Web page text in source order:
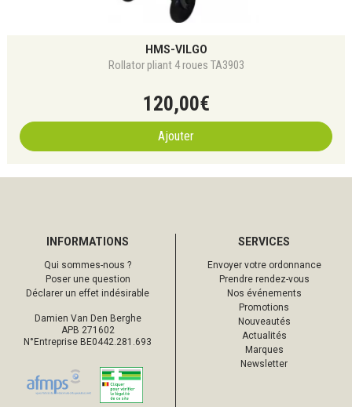
HMS-VILGO
Rollator pliant 4 roues TA3903
120,00€
Ajouter
INFORMATIONS
Qui sommes-nous ?
Poser une question
Déclarer un effet indésirable
Damien Van Den Berghe
APB 271602
N°Entreprise BE0442.281.693
SERVICES
Envoyer votre ordonnance
Prendre rendez-vous
Nos événements
Promotions
Nouveautés
Actualités
Marques
Newsletter